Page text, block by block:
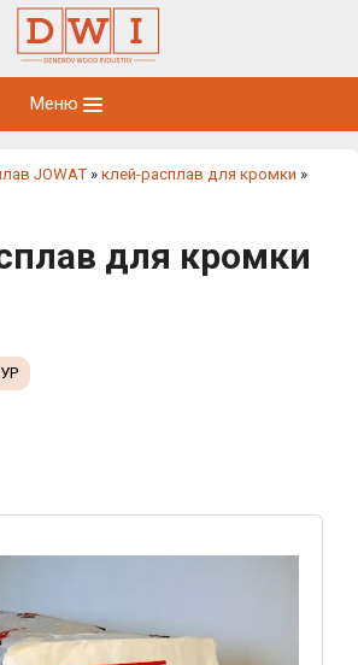
Меню
JOWAT » клей-расплав для кромки »
для кромки